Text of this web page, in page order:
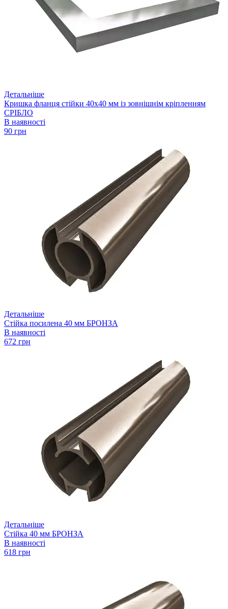
Детальніше
Кришка фланця стійки 40х40 мм із зовнішнім кріпленням
СРІБЛО
В наявності
90 грн
Детальніше
Стійка посилена 40 мм БРОНЗА
В наявності
672 грн
Детальніше
Стійка 40 мм БРОНЗА
В наявності
618 грн